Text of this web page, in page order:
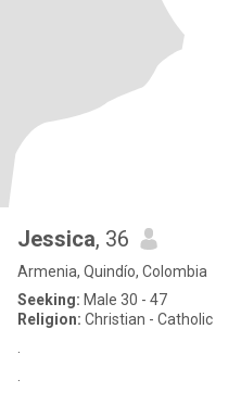
Jessica, 36
Armenia, Quindío, Colombia
Seeking: Male 30 - 47
Religion: Christian - Catholic